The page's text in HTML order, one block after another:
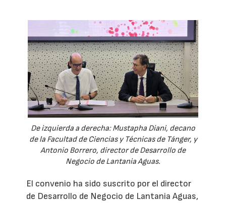
De izquierda a derecha: Mustapha Diani, decano
de la Facultad de Ciencias y Técnicas de Tánger, y
Antonio Borrero, director de Desarrollo de
Negocio de Lantania Aguas.
El convenio ha sido suscrito por el director
de Desarrollo de Negocio de Lantania Aguas,